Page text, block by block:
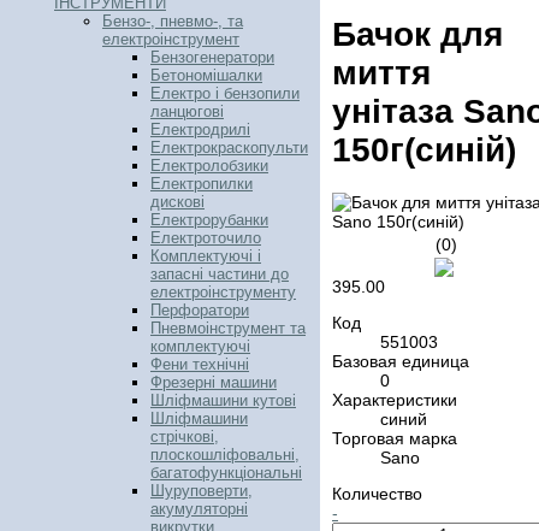
Бензо-, пневмо-, та
електроінструмент
Бензогенератори
Бетономішалки
Електро і бензопили
ланцюгові
Електродрилі
Електрокраскопульти
Електролобзики
Електропилки
дискові
Електрорубанки
Електроточило
Комплектуючі і
запасні частини до
електроінструменту
Перфоратори
Пневмоінструмент та
комплектуючі
Фени технічні
Фрезерні машини
Шліфмашини кутові
Шліфмашини
стрічкові,
плоскошліфовальні,
багатофункціональні
Шуруповерти,
акумуляторні
викрутки
Бачок для
миття
унітаза
150г(синій)
(0)
395.00
Код
551003
Базовая единица
0
Характеристики
синий
Торговая марка
Sano
Количество
-